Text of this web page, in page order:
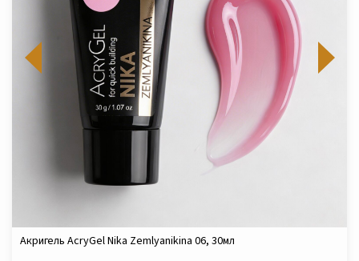
Акригель AcryGel Nika Zemlyanikina 06, 30мл